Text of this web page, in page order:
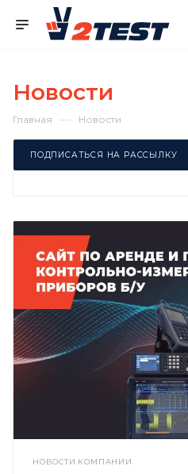
Новости
Главная — Новости
ПОДПИСАТЬСЯ НА РАССЫЛКУ
НОВОСТИ КОМПАНИИ